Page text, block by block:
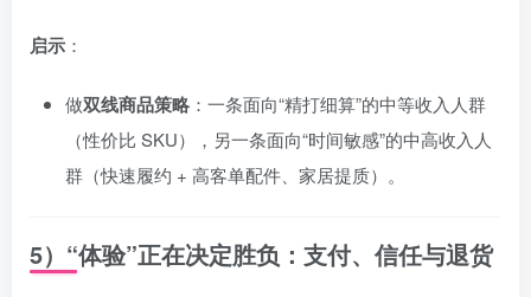
启示 ：
做双线商品策略 ：一条面向“精打细算”的中等收入人群
（性价比 SKU），另一条面向“时间敏感”的中高收入人
群（快速履约 + 高客单配件、家居提质）。
5）“体验”正在决定胜负：支付、信任与退货